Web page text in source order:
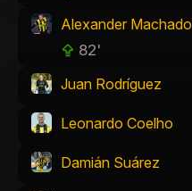
Alexander Machado
82'
Juan Rodríguez
Leonardo Coelho
Damián Suárez